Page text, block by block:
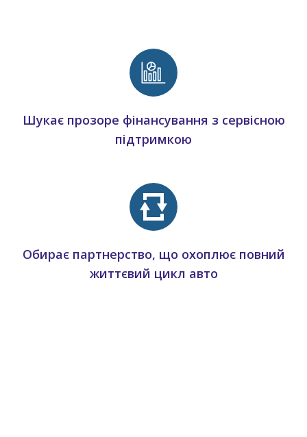
Шукає прозоре фінансування з сервісною
підтримкою
Обирає партнерство, що охоплює повний
життєвий цикл авто